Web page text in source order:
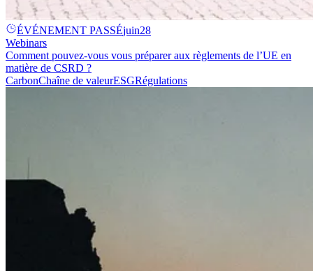
ÉVÉNEMENT PASSÉjuin28
Webinars
Comment pouvez-vous vous préparer aux règlements de l’UE en
matière de CSRD ?
CarbonChaîne de valeurESGRégulations